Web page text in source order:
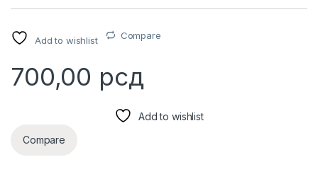
Add to wishlist Compare
700,00 рсд
Add to wishlist
Compare